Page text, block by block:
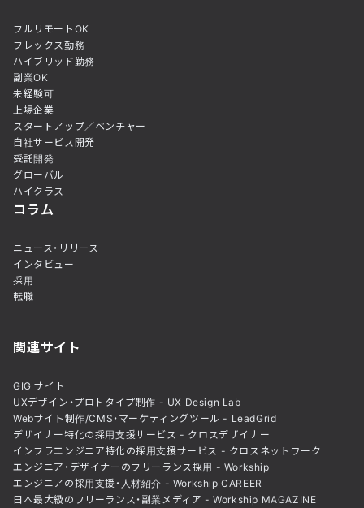
フルリモートOK
フレックス勤務
ハイブリッド勤務
副業OK
未経験可
上場企業
スタートアップ／ベンチャー
自社サービス開発
受託開発
グローバル
ハイクラス
コラム
ニュース・リリース
インタビュー
採用
転職
関連サイト
GIG サイト
UXデザイン・プロトタイプ制作 - UX Design Lab
Webサイト制作/CMS・マーケティングツール - LeadGrid
デザイナー特化の採用支援サービス - クロスデザイナー
インフラエンジニア特化の採用支援サービス - クロスネットワーク
エンジニア・デザイナーのフリーランス採用 - Workship
エンジニアの採用支援・人材紹介 - Workship CAREER
日本最大級のフリーランス・副業メディア - Workship MAGAZINE